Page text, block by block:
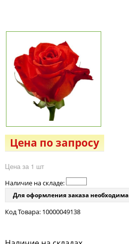
Цена по запросу
Цена за 1 шт
Наличие на складе:
Для оформления заказа необходима
Код Товара: 10000049138